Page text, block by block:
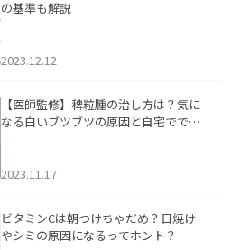
の基準も解説
2023.12.12
【医師監修】稗粒腫の治し方は？気に
なる白いブツブツの原因と自宅ででき
2023.11.17
ビタミンCは朝つけちゃだめ？日焼け
やシミの原因になるってホント？